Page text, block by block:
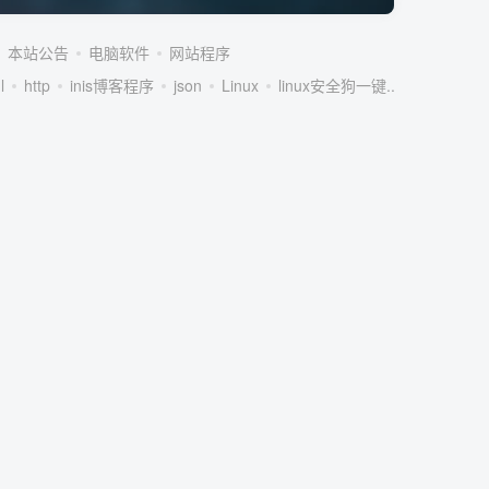
本站公告 电脑软件
网站程序
http inis博客程序 json Linux linux安全狗一键...